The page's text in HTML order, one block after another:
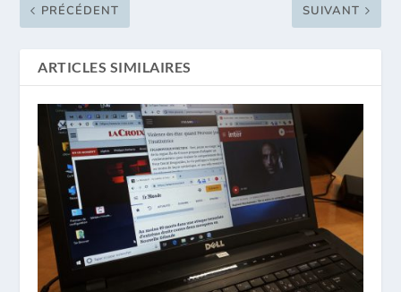
PRÉCÉDENT SUIVANT
ARTICLES SIMILAIRES